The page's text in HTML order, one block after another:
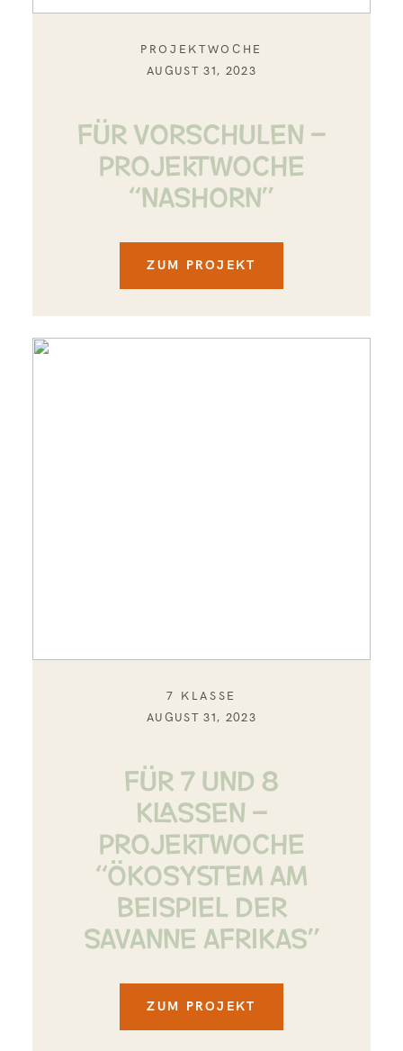
PROJEKTWOCHE
AUGUST 31, 2023
FÜR VORSCHULEN –
PROJEKTWOCHE
“NASHORN”
ZUM PROJEKT
7 KLASSE
AUGUST 31, 2023
FÜR 7 UND 8
KLASSEN –
PROJEKTWOCHE
“ÖKOSYSTEM AM
BEISPIEL DER
SAVANNE AFRIKAS”
ZUM PROJEKT